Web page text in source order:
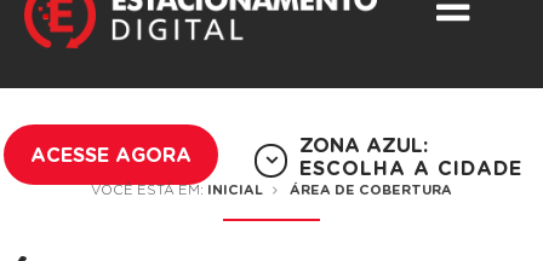
ACESSE AGORA
ZONA AZUL:
ESCOLHA A CIDADE
VOCÊ ESTÁ EM: INICIAL ÁREA DE COBERTURA